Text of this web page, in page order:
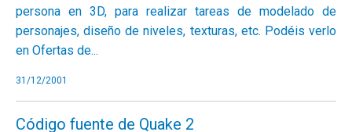
persona en 3D, para realizar tareas de modelado de
personajes, diseño de niveles, texturas, etc. Podéis verlo
en Ofertas de...
31/12/2001
Código fuente de Quake 2